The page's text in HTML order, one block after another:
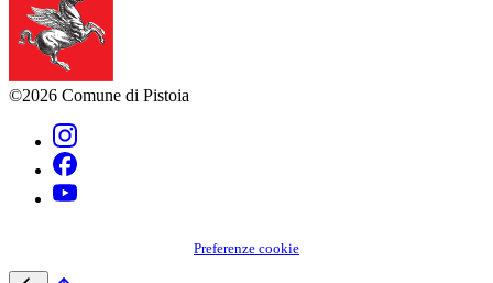
©2026 Comune di Pistoia
Preferenze cookie